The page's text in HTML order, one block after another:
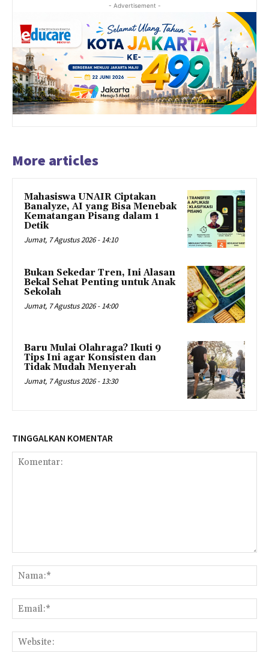
- Advertisement -
More articles
Mahasiswa UNAIR Ciptakan
Banalyze, AI yang Bisa Menebak
Kematangan Pisang dalam 1
Detik
Jumat, 7 Agustus 2026 - 14:10
Bukan Sekedar Tren, Ini Alasan
Bekal Sehat Penting untuk Anak
Sekolah
Jumat, 7 Agustus 2026 - 14:00
Baru Mulai Olahraga? Ikuti 9
Tips Ini agar Konsisten dan
Tidak Mudah Menyerah
Jumat, 7 Agustus 2026 - 13:30
TINGGALKAN KOMENTAR